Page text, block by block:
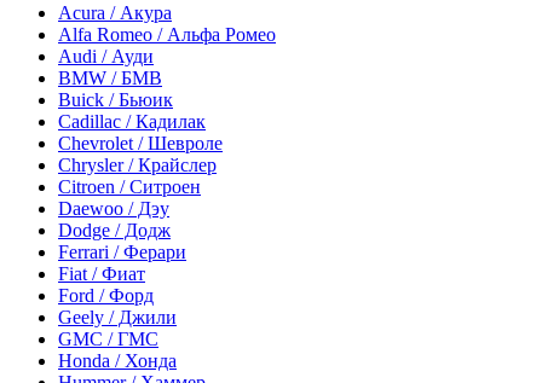
Acura / Акура
Alfa Romeo / Альфа Ромео
Audi / Ауди
BMW / БМВ
Buick / Бьюик
Cadillac / Кадилак
Chevrolet / Шевроле
Chrysler / Крайслер
Citroen / Ситроен
Daewoo / Дэу
Dodge / Додж
Ferrari / Ферари
Fiat / Фиат
Ford / Форд
Geely / Джили
GMC / ГМС
Honda / Хонда